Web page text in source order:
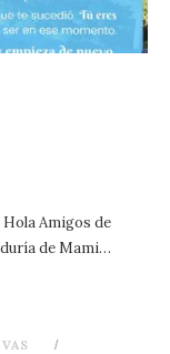
Hola Amigos de
de Mami…